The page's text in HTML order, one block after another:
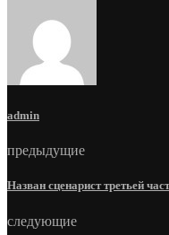
admin
предыдущие
Назван сценарист третьей
следующие